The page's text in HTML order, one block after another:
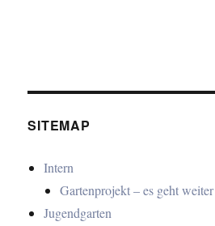
SITEMAP
Intern
Gartenprojekt – es geht weiter
Jugendgarten